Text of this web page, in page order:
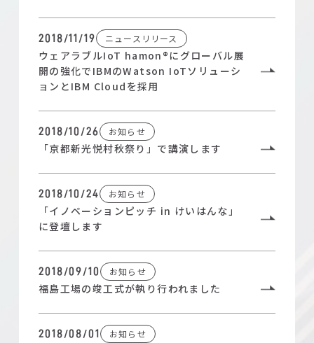
2018/11/19 ニュースリリース
ウェアラブルIoT hamon®にグローバル展
開の強化でIBMのWatson IoTソリューシ
ョンとIBM Cloudを採用
2018/10/26 お知らせ
「京都新光悦村秋祭り」で講演します
2018/10/24 お知らせ
「イノベーションピッチ in けいはんな」
に登壇します
2018/09/10 お知らせ
福島工場の竣工式が執り行われました
2018/08/01 お知らせ